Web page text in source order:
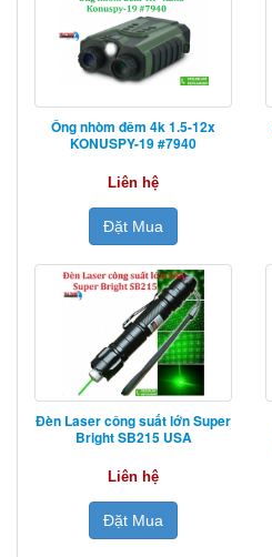
Ống nhòm đêm 4k 1.5-12x
KONUSPY-19 #7940
Liên hệ
Đặt Mua
Đèn Laser công suất lớn Super
Bright SB215 USA
Liên hệ
Đặt Mua